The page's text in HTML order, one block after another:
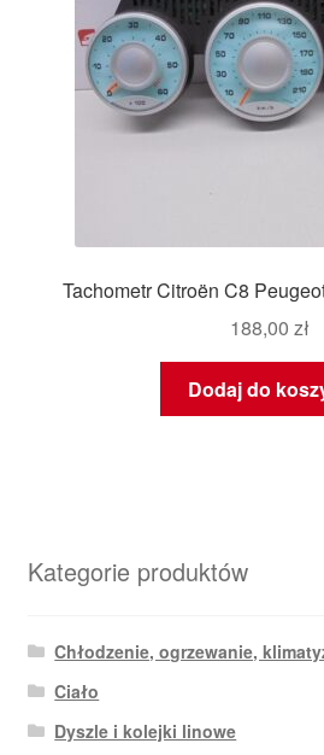
Tachometr Citroën C8
188,00 zł
Dodaj do
Kategorie produktów
Chłodzenie, ogrzewanie,
Ciało
Dyszle i kolejki linowe